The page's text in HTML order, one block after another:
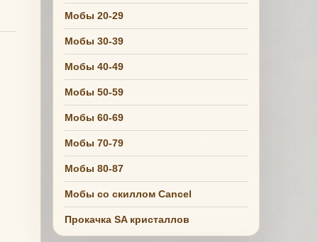
Мобы 20-29
Мобы 30-39
Мобы 40-49
Мобы 50-59
Мобы 60-69
Мобы 70-79
Мобы 80-87
Мобы со скиллом Cancel
Прокачка SA кристаллов